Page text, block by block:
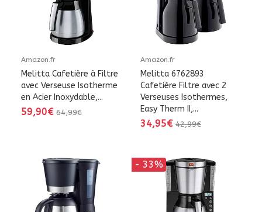
Amazon.fr
Melitta Cafetière à Filtre
avec Verseuse Isotherme
en Acier Inoxydable,...
59,90€ 64,99€
Amazon.fr
Melitta 6762893
Cafetière Filtre avec 2
Verseuses Isothermes,
Easy Therm II,...
34,95€ 42,99€
- 33%